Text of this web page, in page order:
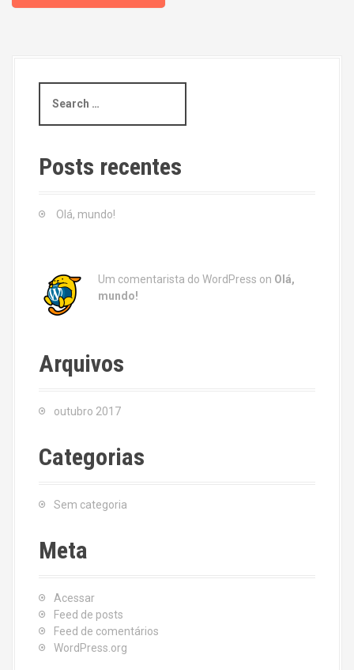
a
c
h
Posts recentes
Olá, mundo!
Um comentarista do WordPress on Olá,
mundo!
Arquivos
outubro 2017
Categorias
Sem categoria
Meta
Acessar
Feed de posts
Feed de comentários
WordPress.org